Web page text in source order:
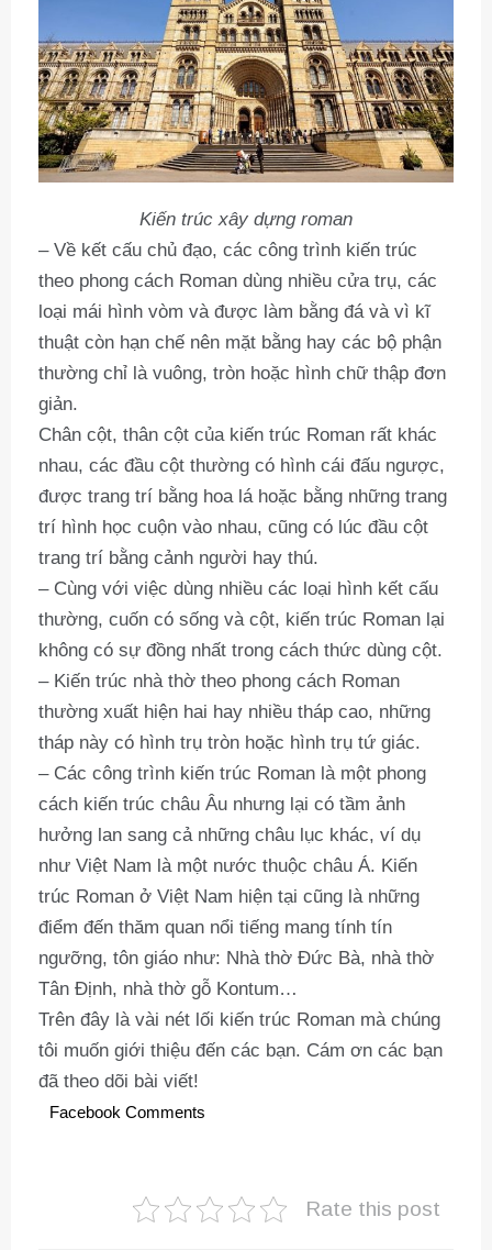
Kiến trúc xây dựng roman
– Về kết cấu chủ đạo, các công trình kiến trúc
theo phong cách Roman dùng nhiều cửa trụ, các
loại mái hình vòm và được làm bằng đá và vì kĩ
thuật còn hạn chế nên mặt bằng hay các bộ phận
thường chỉ là vuông, tròn hoặc hình chữ thập đơn
giản.
Chân cột, thân cột của kiến trúc Roman rất khác
nhau, các đầu cột thường có hình cái đấu ngược,
được trang trí bằng hoa lá hoặc bằng những trang
trí hình học cuộn vào nhau, cũng có lúc đầu cột
trang trí bằng cảnh người hay thú.
– Cùng với việc dùng nhiều các loại hình kết cấu
thường, cuốn có sống và cột, kiến trúc Roman lại
không có sự đồng nhất trong cách thức dùng cột.
– Kiến trúc nhà thờ theo phong cách Roman
thường xuất hiện hai hay nhiều tháp cao, những
tháp này có hình trụ tròn hoặc hình trụ tứ giác.
– Các công trình kiến trúc Roman là một phong
cách kiến trúc châu Âu nhưng lại có tầm ảnh
hưởng lan sang cả những châu lục khác, ví dụ
như Việt Nam là một nước thuộc châu Á. Kiến
trúc Roman ở Việt Nam hiện tại cũng là những
điểm đến thăm quan nổi tiếng mang tính tín
ngưỡng, tôn giáo như: Nhà thờ Đức Bà, nhà thờ
Tân Định, nhà thờ gỗ Kontum…
Trên đây là vài nét lối kiến trúc Roman mà chúng
tôi muốn giới thiệu đến các bạn. Cám ơn các bạn
đã theo dõi bài viết!
Facebook Comments
Rate this post